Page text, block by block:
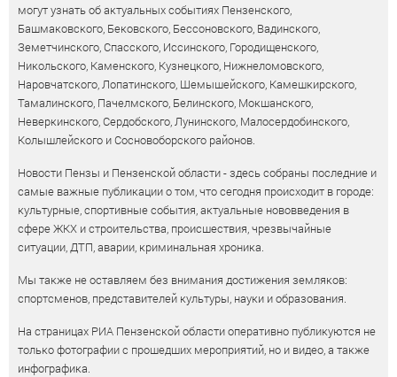
могут узнать об актуальных событиях Пензенского,
Башмаковского, Бековского, Бессоновского, Вадинского,
Земетчинского, Спасского, Иссинского, Городищенского,
Никольского, Каменского, Кузнецкого, Нижнеломовского,
Наровчатского, Лопатинского, Шемышейского, Камешкирского,
Тамалинского, Пачелмского, Белинского, Мокшанского,
Неверкинского, Сердобского, Лунинского, Малосердобинского,
Колышлейского и Сосновоборского районов.
Новости Пензы и Пензенской области - здесь собраны последние и
самые важные публикации о том, что сегодня происходит в городе:
культурные, спортивные события, актуальные нововведения в
сфере ЖКХ и строительства, происшествия, чрезвычайные
ситуации, ДТП, аварии, криминальная хроника.
Мы также не оставляем без внимания достижения земляков:
спортсменов, представителей культуры, науки и образования.
На страницах РИА Пензенской области оперативно публикуются не
только фотографии с прошедших мероприятий, но и видео, а также
инфографика.